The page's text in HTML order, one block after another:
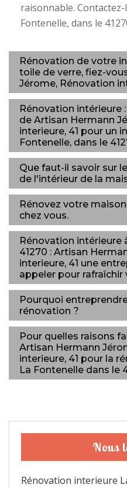
raisonnable.
Fontenelle, dans le
Rénovation de votre
toile de verre, fiez-
Jérome, Rénovation
Rénovation intérieure
de Artisan Hermann
interieure, 41 pour un
Fontenelle, dans le
Que faut-il savoir sur
de l'intérieur de la
Rénovez votre
chez vous.
Rénovation intérieure
41270 : Artisan
interieure, 41 une
appeler pour
Pourquoi
rénovation ?
Pour quelles raisons
Artisan Hermann
interieure, 41 pour la
La Fontenelle dans le
Nous
Rénovation interieure